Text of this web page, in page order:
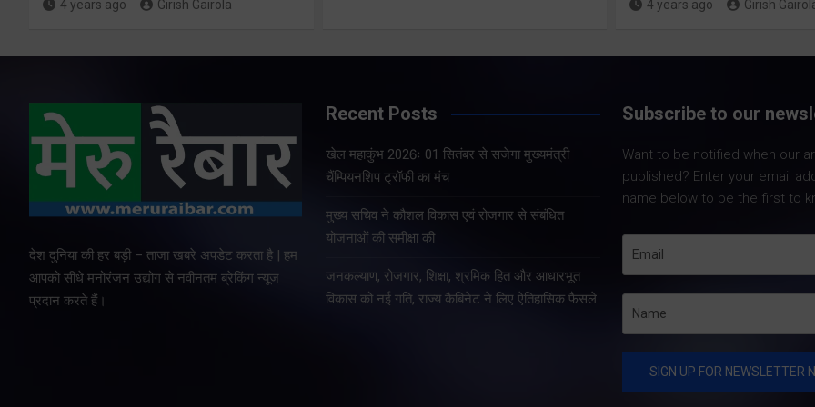
4 years ago Girish Gairola 4 years ago Girish
देश दुनिया की हर बड़ी – ताजा खबरे अपडेट करता है | हम
आपको सीधे मनोरंजन उद्योग से नवीनतम ब्रेकिंग न्यूज
प्रदान करते हैं।
Recent Posts
खेल महाकुंभ 2026ः 01 सितंबर से सजेगा मुख्यमंत्री
चैंम्पियनशिप ट्रॉफी का मंच
मुख्य सचिव ने कौशल विकास एवं रोजगार से संबंधित
योजनाओं की समीक्षा की
जनकल्याण, रोजगार, शिक्षा, श्रमिक हित और आधारभूत
विकास को नई गति, राज्य कैबिनेट ने लिए ऐतिहासिक फैसले
Subscribe to our
Want to be notified when our
published? Enter your email
name below to be the first to
Share Nowदेहरादून।
मुख्यमंत्री पुष्कर सिंह धामी के
निर्देशन में प्रदेश में शुद्ध, सुरक्षित
और गुणवत्तापूर्ण खाद्य पदार्थ
सफलता मिली है। जनस्वास्थ्य से
किसी भी…
प्रतिभाओं को नई
‘खेल महाकुंभ 2026-
शुभारंभ होगा। न्याय